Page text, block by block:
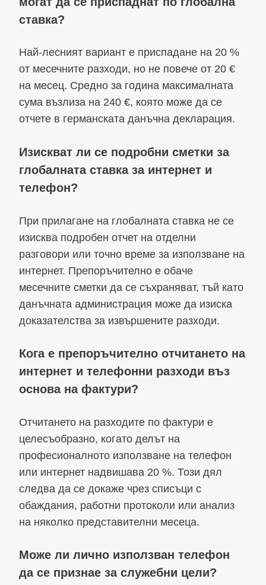
ставка?
Най-лесният вариант е приспадане на 20 %
от месечните разходи, но не повече от 20 €
на месец. Средно за година максималната
сума възлиза на 240 €, която може да се
отчете в германската данъчна декларация.
Изискват ли се подробни сметки за
глобалната ставка за интернет и
телефон?
При прилагане на глобалната ставка не се
изисква подробен отчет на отделни
разговори или точно време за използване на
интернет. Препоръчително е обаче
месечните сметки да се съхраняват, тъй като
данъчната администрация може да изиска
доказателства за извършените разходи.
Кога е препоръчително отчитането на
интернет и телефонни разходи въз
основа на фактури?
Отчитането на разходите по фактури е
целесъобразно, когато делът на
професионалното използване на телефон
или интернет надвишава 20 %. Този дял
следва да се докаже чрез списъци с
обаждания, работни протоколи или анализ
на няколко представителни месеца.
Може ли лично използван телефон
да се признае за служебни цели?